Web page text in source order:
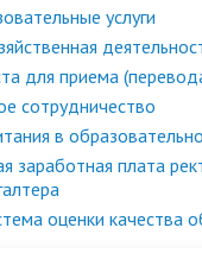
услуги
для приема
сотрудничество
в
заработная плата
оценки качества